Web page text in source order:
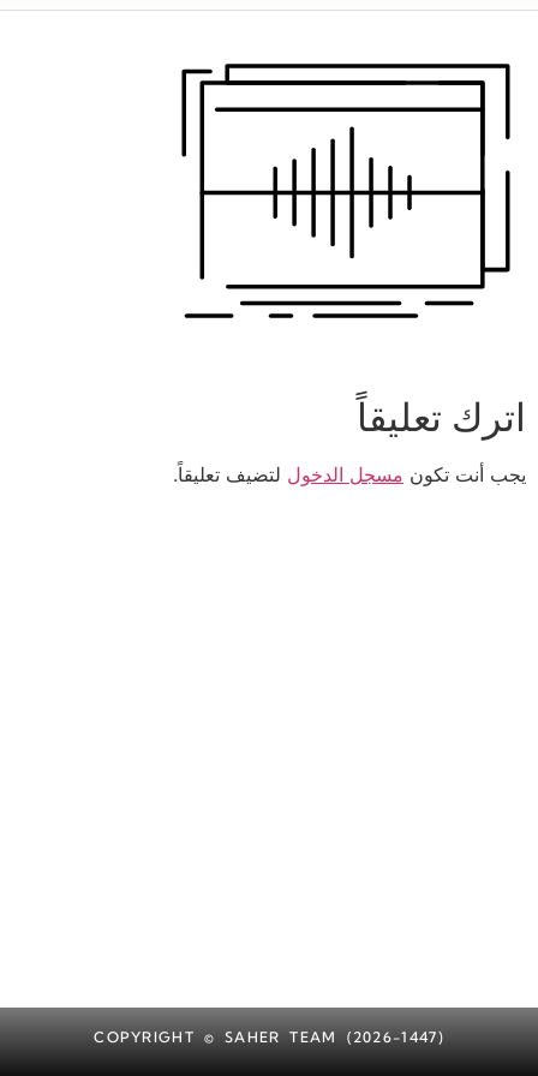
اترك تعليقاً
يجب أنت تكون مسجل الدخول لتضيف تعليقاً.
COPYRIGHT © SAHER TEAM (2026-1447)